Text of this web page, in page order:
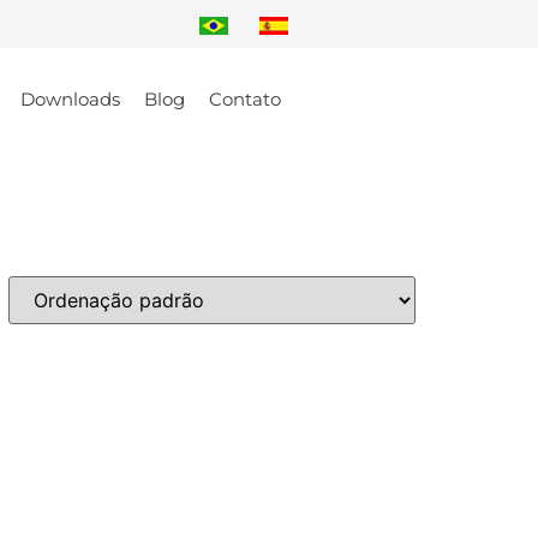
Downloads Blog Contato